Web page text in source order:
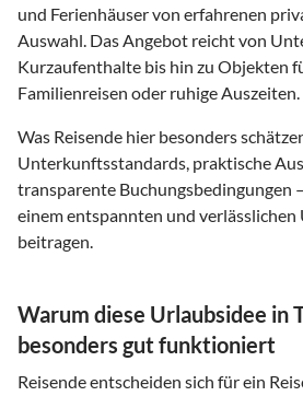
und Ferienhäuser von erfahrenen
Auswahl. Das Angebot reicht von
Kurzaufenthalte bis hin zu Objekten
Familienreisen oder ruhige Auszeiten.
Was Reisende hier besonders
Unterkunftsstandards, praktische
transparente Buchungsbedingungen
einem entspannten und
beitragen.
Warum diese Urlaubsidee in
besonders gut funktioniert
Reisende entscheiden sich für ein